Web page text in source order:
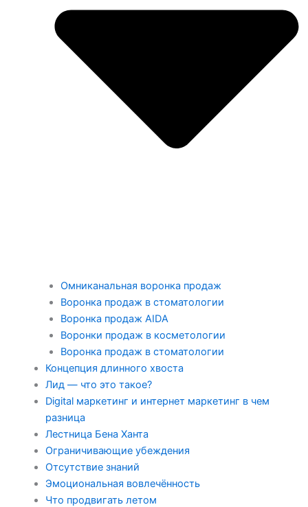
Омниканальная воронка продаж
Воронка продаж в стоматологии
Воронка продаж AIDA
Воронки продаж в косметологии
Воронка продаж в стоматологии
Концепция длинного хвоста
Лид — что это такое?
Digital маркетинг и интернет маркетинг в чем
разница
Лестница Бена Ханта
Ограничивающие убеждения
Отсутствие знаний
Эмоциональная вовлечённость
Что продвигать летом